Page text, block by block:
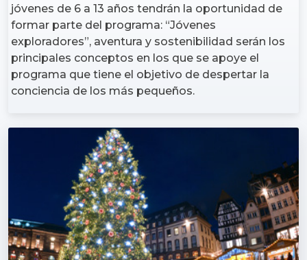
jóvenes de 6 a 13 años tendrán la oportunidad de
formar parte del programa: “Jóvenes
exploradores”, aventura y sostenibilidad serán los
principales conceptos en los que se apoye el
programa que tiene el objetivo de despertar la
conciencia de los más pequeños.